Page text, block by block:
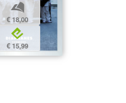
b
€ 18,00
e
€ 15,99